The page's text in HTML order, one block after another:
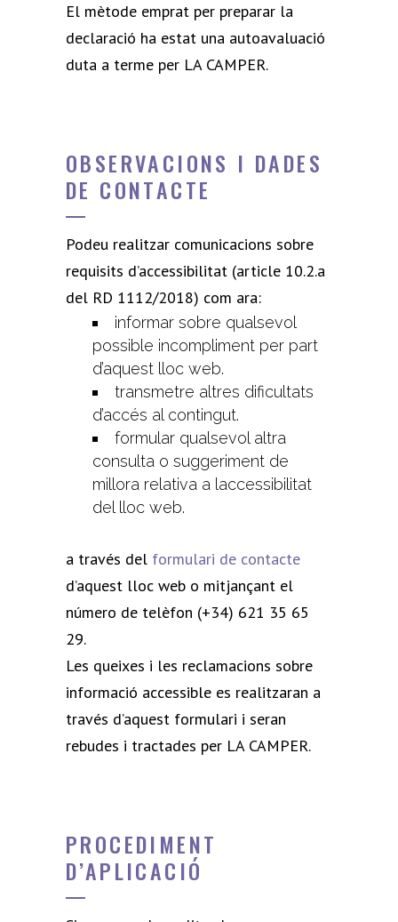
El mètode emprat per preparar la
declaració ha estat una autoavaluació
duta a terme per LA CAMPER.
OBSERVACIONS I DADES
DE CONTACTE
Podeu realitzar comunicacions sobre
requisits d’accessibilitat (article 10.2.a
del RD 1112/2018) com ara:
informar sobre qualsevol
possible incompliment per part
d’aquest lloc web.
transmetre altres dificultats
d’accés al contingut.
formular qualsevol altra
consulta o suggeriment de
millora relativa a laccessibilitat
del lloc web.
a través del formulari de contacte
d’aquest lloc web o mitjançant el
número de telèfon (+34) 621 35 65
29.
Les queixes i les reclamacions sobre
informació accessible es realitzaran a
través d’aquest formulari i seran
rebudes i tractades per LA CAMPER.
PROCEDIMENT
D’APLICACIÓ